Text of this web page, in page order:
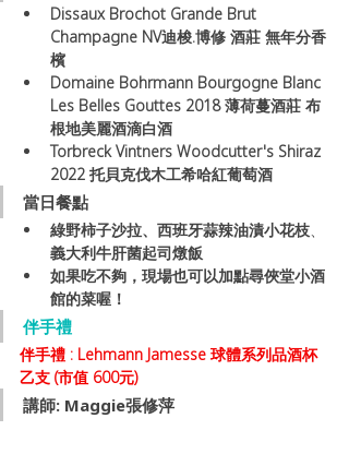
Dissaux Brochot Grande Brut
Champagne NV迪梭.博修 酒莊 無年分香
檳
Domaine Bohrmann Bourgogne Blanc
Les Belles Gouttes 2018 薄荷蔓酒莊 布
根地美麗酒滴白酒
Torbreck Vintners Woodcutter's Shiraz
2022 托貝克伐木工希哈紅葡萄酒
當日餐點
綠野柿子沙拉、西班牙蒜辣油漬小花枝、
義大利牛肝菌起司燉飯
如果吃不夠，現場也可以加點尋俠堂小酒
館的菜喔！
伴手禮
伴手禮 : Lehmann Jamesse 球體系列品酒杯
乙支 (市值 600元)
講師: Maggie張修萍